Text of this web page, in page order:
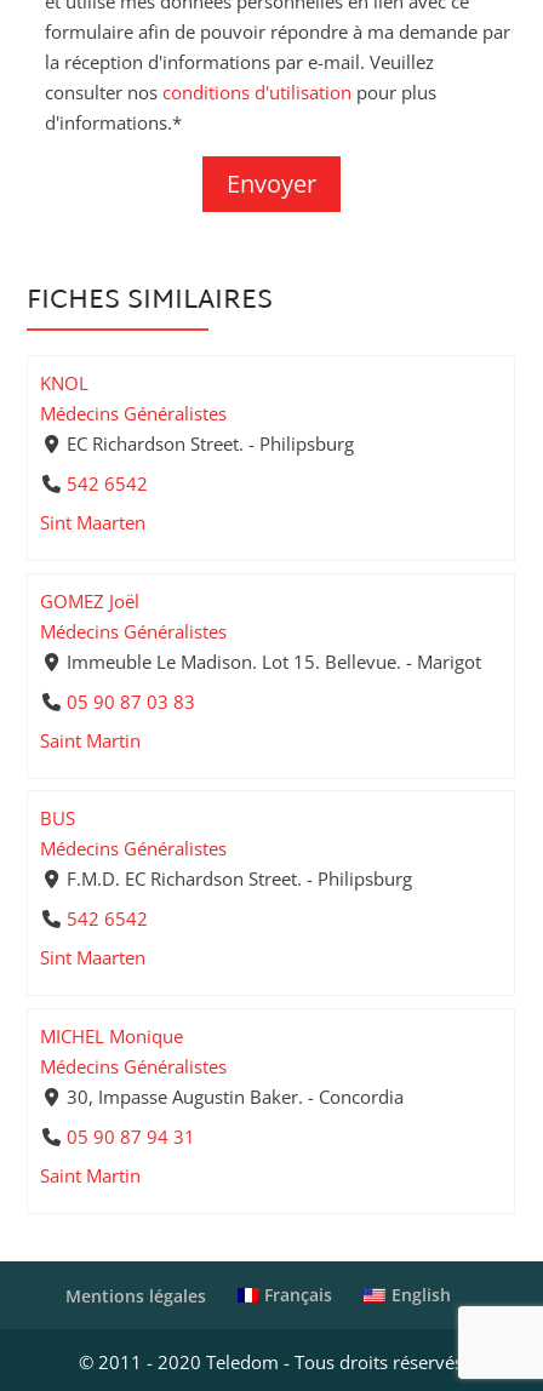
formulaire afin de pouvoir répondre à ma demande par
la réception d'informations par e-mail. Veuillez
consulter nosconditions d'utilisation pour plus
d'informations.*
FICHES SIMILAIRES
KNOL
Médecins Généralistes
EC Richardson Street. - Philipsburg
542 6542
Sint Maarten
GOMEZ Joël
Médecins Généralistes
Immeuble Le Madison. Lot 15. Bellevue. - Marigot
05 90 87 03 83
Saint Martin
BUS
Médecins Généralistes
F.M.D. EC Richardson Street. - Philipsburg
542 6542
Sint Maarten
MICHEL Monique
Médecins Généralistes
30, Impasse Augustin Baker. - Concordia
05 90 87 94 31
Saint Martin
Mentions légales Français English
© 2011 - 2020 Teledom - Tous droits réservés